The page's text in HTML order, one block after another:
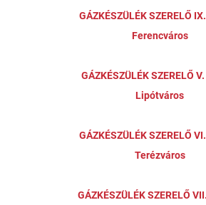
GÁZKÉSZÜLÉK SZERELŐ
Ferencváros
GÁZKÉSZÜLÉK SZERELŐ
Lipótváros
GÁZKÉSZÜLÉK SZERELŐ
Terézváros
GÁZKÉSZÜLÉK SZERELŐ